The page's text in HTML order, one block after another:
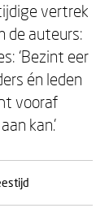
vertrek
de auteurs:
‘Bezint eer
én leden
vooraf
kan.’